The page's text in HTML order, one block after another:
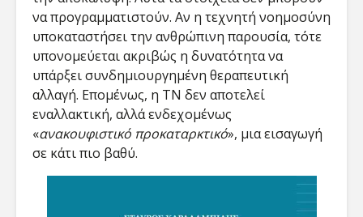
να προγραμματιστούν. Αν η τεχνητή νοημοσύνη
υποκαταστήσει την ανθρώπινη παρουσία, τότε
υπονομεύεται ακριβώς η δυνατότητα να
υπάρξει συνδημιουργημένη θεραπευτική
αλλαγή. Επομένως, η ΤΝ δεν αποτελεί
εναλλακτική, αλλά ενδεχομένως
«ανακουφιστικό προκαταρκτικό», μια εισαγωγή
σε κάτι πιο βαθύ.